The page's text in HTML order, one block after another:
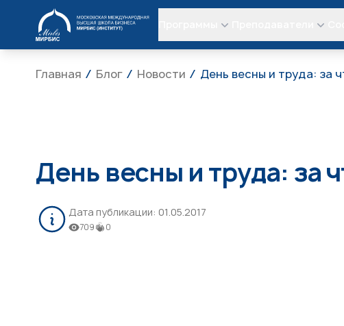
МИРБИС
Главная Блог Новости День весны и труда: за
День весны и труда: за
Дата публикации: 01.05.2017
709 0